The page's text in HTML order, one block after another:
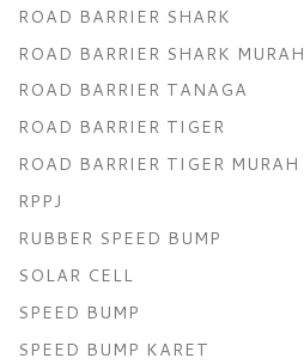
ROAD BARRIER SHARK
ROAD BARRIER SHARK MURAH
ROAD BARRIER TANAGA
ROAD BARRIER TIGER
ROAD BARRIER TIGER MURAH
RPPJ
RUBBER SPEED BUMP
SOLAR CELL
SPEED BUMP
SPEED BUMP KARET